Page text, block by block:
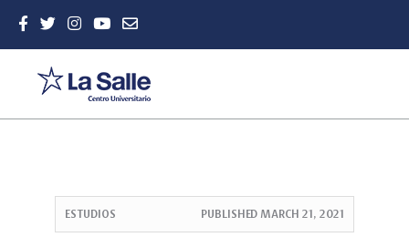
ESTUDIOS PUBLISHED MARCH 21, 2021